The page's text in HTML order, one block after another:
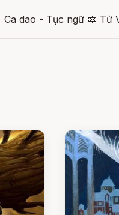
Ca dao - Tục ngữ 🔯 Tử